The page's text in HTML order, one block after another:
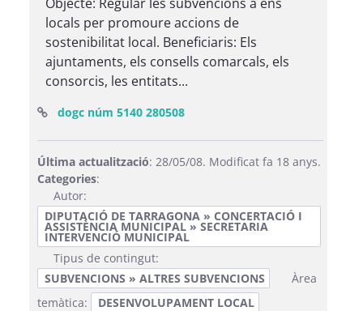
locals per promoure accions de
sostenibilitat local. Beneficiaris: Els
ajuntaments, els consells comarcals, els
consorcis, les entitats...
dogc núm 5140 280508(Obre una finestra nova)
Última actualització: 28/05/08. Modificat fa 18 anys.
Categories:
Autor:
DIPUTACIÓ DE TARRAGONA » CONCERTACIÓ I
ASSISTÈNCIA MUNICIPAL » SECRETARIA
INTERVENCIÓ MUNICIPAL
Tipus de contingut:
SUBVENCIONS » ALTRES SUBVENCIONS
Àrea
temàtica:
DESENVOLUPAMENT LOCAL